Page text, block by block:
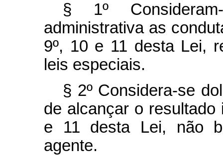
§ 1º
administrativa as
9º, 10 e 11 desta Lei,
leis especiais.
§ 2º Considera-se
de alcançar o resultado
e 11 desta Lei, não
agente.